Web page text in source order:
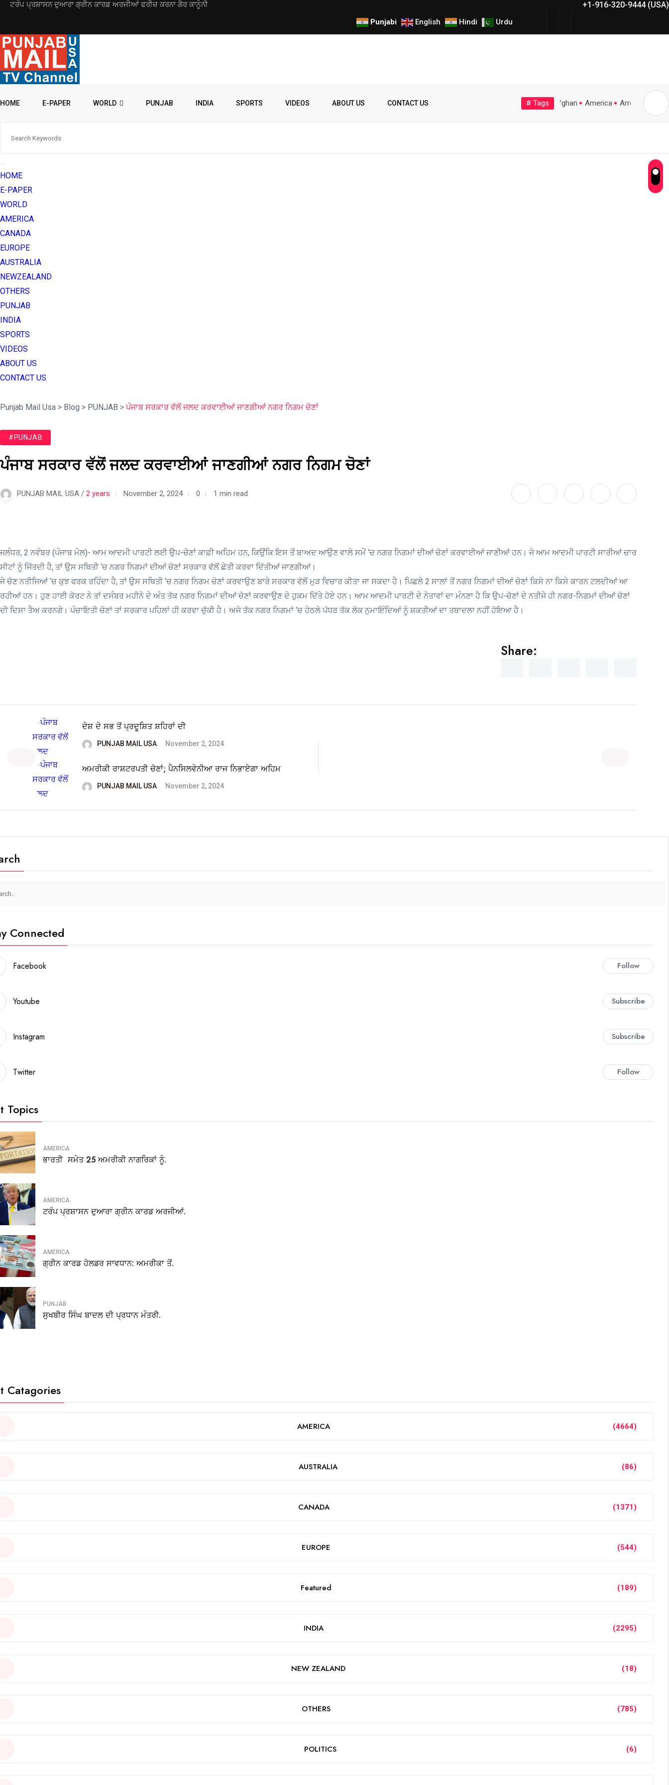
ਟਰੰਪ ਪ੍ਰਸ਼ਾਸਨ ਦੁਆਰਾ ਗ੍ਰੀਨ ਕਾਰਡ ਅਰਜੀਆਂ ਫਰੀਜ਼ ਕਰਨਾ ਗੈਰ ਕਾਨੂੰਨੀ +1-916-320-9444 (USA)
Punjabi English Hindi Urdu
HOME E-PAPER WORLD PUNJAB INDIA SPORTS VIDEOS ABOUT US CONTACT US # Tags
Firing Ohio Parade Party Police prize Student Winner afghan America Arrest
HOME
E-PAPER
WORLD
AMERICA
CANADA
EUROPE
AUSTRALIA
NEWZEALAND
OTHERS
PUNJAB
INDIA
SPORTS
VIDEOS
ABOUT US
CONTACT US
Punjab Mail Usa > Blog > PUNJAB >ਪੰਜਾਬ ਸਰਕਾਰ ਵੱਲੋਂ ਜਲਦ ਕਰਵਾਈਆਂ ਜਾਣਗੀਆਂ ਨਗਰ ਨਿਗਮ ਚੋਣਾਂ
#PUNJAB
ਪੰਜਾਬ ਸਰਕਾਰ ਵੱਲੋਂ ਜਲਦ ਕਰਵਾਈਆਂ ਜਾਣਗੀਆਂ ਨਗਰ ਨਿਗਮ ਚੋਣਾਂ
PUNJAB MAIL USA / 2 years November 2, 2024 0 1 min read
ਜਲੰਧਰ, 2 ਨਵੰਬਰ (ਪੰਜਾਬ ਮੇਲ)- ਆਮ ਆਦਮੀ ਪਾਰਟੀ ਲਈ ਉਪ-ਚੋਣਾਂ ਕਾਫ਼ੀ ਅਹਿਮ ਹਨ, ਕਿਉਂਕਿ ਇਸ ਤੋਂ ਬਾਅਦ ਆਉਣ ਵਾਲੇ ਸਮੇਂ ‘ਚ ਨਗਰ ਨਿਗਮਾਂ ਦੀਆਂ ਚੋਣਾਂ ਕਰਵਾਈਆਂ ਜਾਣੀਆਂ ਹਨ। ਜੇ ਆਮ ਆਦਮੀ ਪਾਰਟੀ ਸਾਰੀਆਂ ਚਾਰ
ਸੀਟਾਂ ਨੂੰ ਜਿੱਤਦੀ ਹੈ, ਤਾਂ ਉਸ ਸਥਿਤੀ ‘ਚ ਨਗਰ ਨਿਗਮਾਂ ਦੀਆਂ ਚੋਣਾਂ ਸਰਕਾਰ ਵੱਲੋਂ ਛੇਤੀ ਕਰਵਾ ਦਿੱਤੀਆਂ ਜਾਣਗੀਆਂ।
ਜੇ ਚੋਣ ਨਤੀਜਿਆਂ ‘ਚ ਕੁਝ ਫਰਕ ਰਹਿੰਦਾ ਹੈ, ਤਾਂ ਉਸ ਸਥਿਤੀ ‘ਚ ਨਗਰ ਨਿਗਮ ਚੋਣਾਂ ਕਰਵਾਉਣ ਬਾਰੇ ਸਰਕਾਰ ਵੱਲੋਂ ਮੁੜ ਵਿਚਾਰ ਕੀਤਾ ਜਾ ਸਕਦਾ ਹੈ। ਪਿਛਲੇ 2 ਸਾਲਾਂ ਤੋਂ ਨਗਰ ਨਿਗਮਾਂ ਦੀਆਂ ਚੋਣਾਂ ਕਿਸੇ ਨਾ ਕਿਸੇ ਕਾਰਨ ਟਲਦੀਆਂ ਆ
ਰਹੀਆਂ ਹਨ। ਹੁਣ ਹਾਈ ਕੋਰਟ ਨੇ ਤਾਂ ਦਸੰਬਰ ਮਹੀਨੇ ਦੇ ਅੰਤ ਤੱਕ ਨਗਰ ਨਿਗਮਾਂ ਦੀਆਂ ਚੋਣਾਂ ਕਰਵਾਉਣ ਦੇ ਹੁਕਮ ਦਿੱਤੇ ਹੋਏ ਹਨ। ਆਮ ਆਦਮੀ ਪਾਰਟੀ ਦੇ ਨੇਤਾਵਾਂ ਦਾ ਮੰਨਣਾ ਹੈ ਕਿ ਉਪ-ਚੋਣਾਂ ਦੇ ਨਤੀਜੇ ਹੀ ਨਗਰ-ਨਿਗਮਾਂ ਦੀਆਂ ਚੋਣਾਂ
ਦੀ ਦਿਸ਼ਾ ਤੈਅ ਕਰਨਗੇ। ਪੰਚਾਇਤੀ ਚੋਣਾਂ ਤਾਂ ਸਰਕਾਰ ਪਹਿਲਾਂ ਹੀ ਕਰਵਾ ਚੁੱਕੀ ਹੈ। ਅਜੇ ਤੱਕ ਨਗਰ ਨਿਗਮਾਂ ‘ਚ ਹੇਠਲੇ ਪੱਧਰ ਤੱਕ ਲੋਕ ਨੁਮਾਇੰਦਿਆਂ ਨੂੰ ਸ਼ਕਤੀਆਂ ਦਾ ਤਬਾਦਲਾ ਨਹੀਂ ਹੋਇਆ ਹੈ।
Share:
ਦੇਸ਼ ਦੇ ਸਭ ਤੋਂ ਪ੍ਰਦੂਸ਼ਿਤ ਸ਼ਹਿਰਾਂ ਦੀ
PUNJAB MAIL USA November 2, 2024
ਅਮਰੀਕੀ ਰਾਸ਼ਟਰਪਤੀ ਚੋਣਾਂ; ਪੈਨਸਿਲਵੇਨੀਆ ਰਾਜ ਨਿਭਾਏਗਾ ਅਹਿਮ
PUNJAB MAIL USA November 2, 2024
Connected
Facebook Follow
Youtube Subscribe
Instagram Subscribe
Twitter Follow
Topics
AMERICA
ਭਾਰਤੀ ਸਮੇਤ 25 ਅਮਰੀਕੀ ਨਾਗਰਿਕਾਂ ਨੂੰ.
AMERICA
ਟਰੰਪ ਪ੍ਰਸ਼ਾਸਨ ਦੁਆਰਾ ਗ੍ਰੀਨ ਕਾਰਡ ਅਰਜੀਆਂ.
AMERICA
ਗ੍ਰੀਨ ਕਾਰਡ ਹੋਲਡਰ ਸਾਵਧਾਨ: ਅਮਰੀਕਾ ਤੋਂ.
PUNJAB
ਸੁਖਬੀਰ ਸਿੰਘ ਬਾਦਲ ਦੀ ਪ੍ਰਧਾਨ ਮੰਤਰੀ.
Catagories
AMERICA (4664)
AUSTRALIA (86)
CANADA (1371)
EUROPE (544)
Featured (189)
INDIA (2295)
NEW ZEALAND (18)
OTHERS (785)
POLITICS (6)